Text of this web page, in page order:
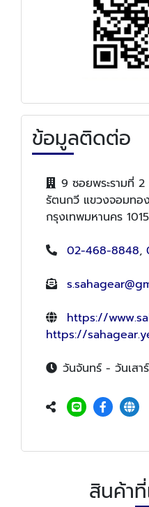
ข้อมูลติดต่อ
9 ซอยพระรามที่
รัตนกวี แขวงจอมทอ
กรุงเทพมหานคร
02-468-8848,
https://
https://
วันจันทร์ - วันเสา
สินค้า